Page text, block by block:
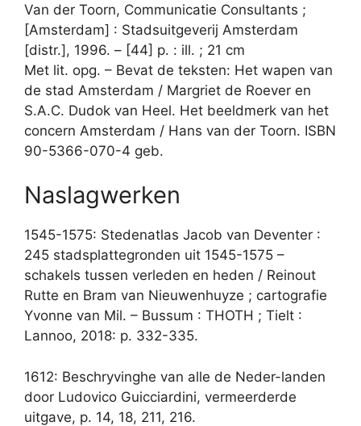
Van der Toorn, Communicatie Consultants ;
[Amsterdam] : Stadsuitgeverij Amsterdam
[distr.], 1996. – [44] p. : ill. ; 21 cm
Met lit. opg. – Bevat de teksten: Het wapen van
de stad Amsterdam / Margriet de Roever en
S.A.C. Dudok van Heel. Het beeldmerk van het
concern Amsterdam / Hans van der Toorn. ISBN
90-5366-070-4 geb.
Naslagwerken
1545-1575: Stedenatlas Jacob van Deventer :
245 stadsplattegronden uit 1545-1575 –
schakels tussen verleden en heden / Reinout
Rutte en Bram van Nieuwenhuyze ; cartografie
Yvonne van Mil. – Bussum : THOTH ; Tielt :
Lannoo, 2018: p. 332-335.
1612: Beschryvinghe van alle de Neder-landen
door Ludovico Guicciardini, vermeerderde
uitgave, p. 14, 18, 211, 216.